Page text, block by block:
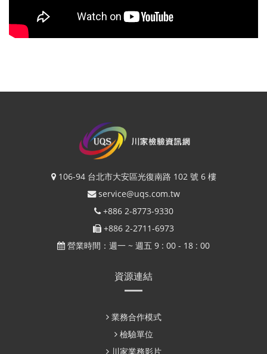
106-94 台北市大安區光復南路 102 號 6 樓
service@uqs.com.tw
+886 2-8773-9330
+886 2-2711-6973
營業時間：週一 ~ 週五 9 : 00 - 18 : 00
資源連結
業務合作模式
檢驗單位
川家業務影片